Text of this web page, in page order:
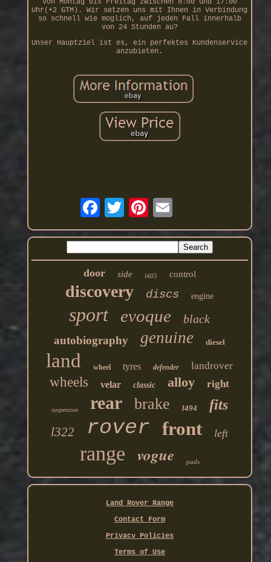
von Montag bis Freitag zwischen 8:00 und 17:00
Uhr(+2 GTM). Wir setzen uns mit Ihnen in Verbindung
so schnell wie moglich, auf jeden Fall innerhalb
von 24 Stunden au?
Unser Hauptziel ist es, ein perfektes Kundenservice
anzubieten.
door side l405 control
discovery discs engine
sport evoque black
autobiography genuine diesel
land wheel tyres defender landrover
wheels velar classic alloy right
suspension rear brake l494 fits
l322 rover front left
range vogue pads
Land Rover Range
Contact Form
Privacy Policies
Terms of Use